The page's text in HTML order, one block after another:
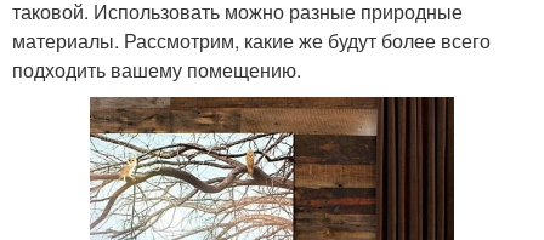
таковой. Использовать можно разные природные
материалы. Рассмотрим, какие же будут более всего
подходить вашему помещению.